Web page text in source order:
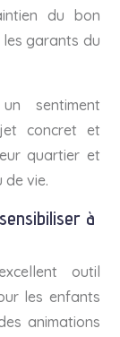
du bon
garants du
sentiment
concret et
quartier et
de vie.
à
outil
les enfants
animations